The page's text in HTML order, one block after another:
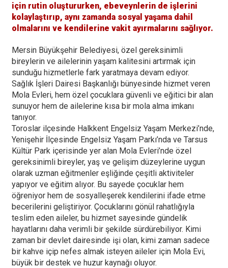
için rutin oluştururken, ebeveynlerin de işlerini
kolaylaştırıp, aynı zamanda sosyal yaşama dahil
olmalarını ve kendilerine vakit ayırmalarını sağlıyor.
Mersin Büyükşehir Belediyesi, özel gereksinimli
bireylerin ve ailelerinin yaşam kalitesini artırmak için
sunduğu hizmetlerle fark yaratmaya devam ediyor.
Sağlık İşleri Dairesi Başkanlığı bünyesinde hizmet veren
Mola Evleri, hem özel çocuklara güvenli ve eğitici bir alan
sunuyor hem de ailelerine kısa bir mola alma imkanı
tanıyor.
Toroslar ilçesinde Halkkent Engelsiz Yaşam Merkezi’nde,
Yenişehir İlçesinde Engelsiz Yaşam Parkı’nda ve Tarsus
Kültür Park içerisinde yer alan Mola Evleri’nde özel
gereksinimli bireyler, yaş ve gelişim düzeylerine uygun
olarak uzman eğitmenler eşliğinde çeşitli aktiviteler
yapıyor ve eğitim alıyor. Bu sayede çocuklar hem
öğreniyor hem de sosyalleşerek kendilerini ifade etme
becerilerini geliştiriyor. Çocuklarını gönül rahatlığıyla
teslim eden aileler, bu hizmet sayesinde gündelik
hayatlarını daha verimli bir şekilde sürdürebiliyor. Kimi
zaman bir devlet dairesinde işi olan, kimi zaman sadece
bir kahve içip nefes almak isteyen aileler için Mola Evi,
büyük bir destek ve huzur kaynağı oluyor.